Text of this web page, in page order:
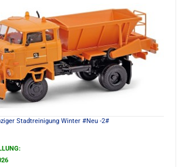
Stadtreinigung Winter #Neu -2#